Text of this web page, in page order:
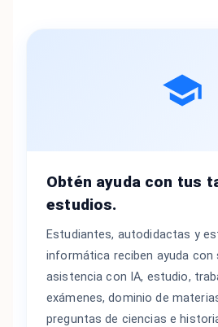
Obtén ayuda con tus
estudios.
Estudiantes, autodidactas y
informática reciben ayuda con
asistencia con IA, estudio,
exámenes, dominio de
preguntas de ciencias e